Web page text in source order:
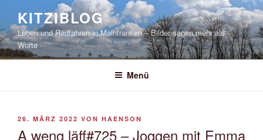
springen
KITZIBLOG
Leben und Radfahren in Mainfranken – Bilder sagen mehr als
Worte
Menü
VERÖFFENTLICHT
26. MÄRZ 2022 VON HAENSON
A weng läff#725 – Joggen mit Emma